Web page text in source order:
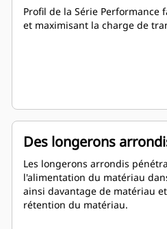
Profil de la Série
et maximisant la charge de
Des longerons
Les longerons arrondis
l'alimentation du matériau
ainsi davantage de matériau
rétention du matériau.